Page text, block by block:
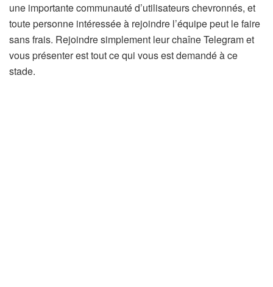
une importante communauté d’utilisateurs chevronnés, et
toute personne intéressée à rejoindre l’équipe peut le faire
sans frais. Rejoindre simplement leur chaîne Telegram et
vous présenter est tout ce qui vous est demandé à ce
stade.